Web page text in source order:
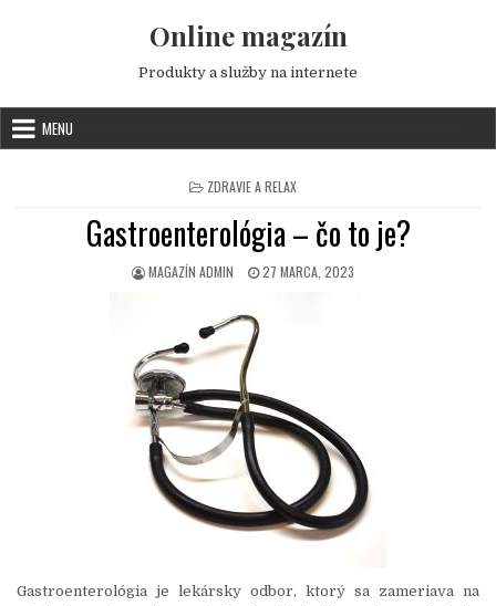
Online magazín
Produkty a služby na internete
MENU
POSTED IN
ZDRAVIE A RELAX
Gastroenterológia – čo to je?
AUTHOR:
MAGAZÍN ADMIN PUBLISHED DATE:
27 MARCA, 2023
Gastroenterológia je lekársky odbor, ktorý sa zameriava na